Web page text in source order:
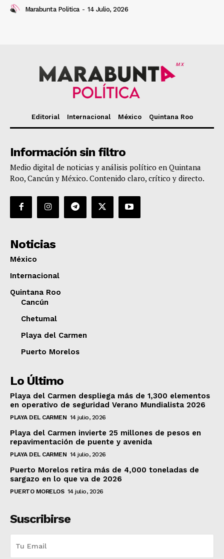
Marabunta Politica - 14 Julio, 2026
MX
Editorial Internacional México Quintana Roo
Información sin filtro
Medio digital de noticias y análisis político en Quintana
Roo, Cancún y México. Contenido claro, crítico y directo.
Noticias
México
Internacional
Quintana Roo
Cancún
Chetumal
Playa del Carmen
Puerto Morelos
Lo Último
Playa del Carmen despliega más de 1,300 elementos
en operativo de seguridad Verano Mundialista 2026
PLAYA DEL CARMEN 14 julio, 2026
Playa del Carmen invierte 25 millones de pesos en
repavimentación de puente y avenida
PLAYA DEL CARMEN 14 julio, 2026
Puerto Morelos retira más de 4,000 toneladas de
sargazo en lo que va de 2026
PUERTO MORELOS 14 julio, 2026
Suscribirse